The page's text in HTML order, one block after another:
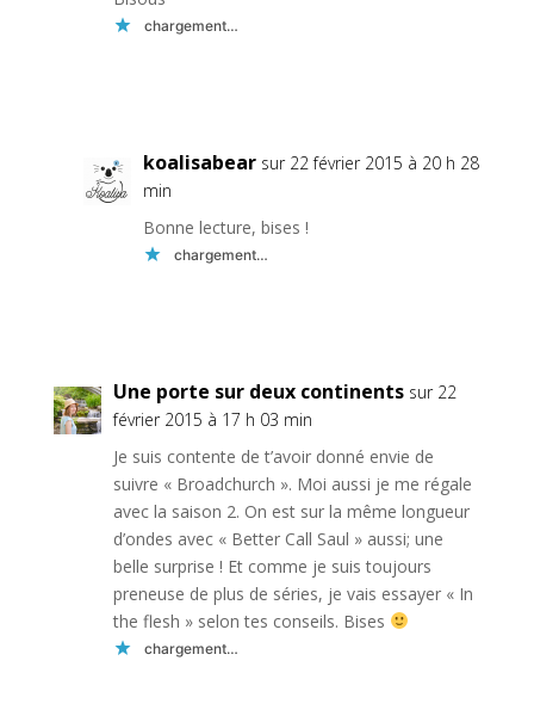
chargement…
koalisabear sur 22 février 2015 à 20 h 28
min
Bonne lecture, bises !
chargement…
Une porte sur deux continents sur 22
février 2015 à 17 h 03 min
Je suis contente de t’avoir donné envie de
suivre « Broadchurch ». Moi aussi je me régale
avec la saison 2. On est sur la même longueur
d’ondes avec « Better Call Saul » aussi; une
belle surprise ! Et comme je suis toujours
preneuse de plus de séries, je vais essayer « In
the flesh » selon tes conseils. Bises
chargement…